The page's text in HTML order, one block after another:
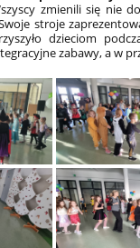
zmienili się nie
stroje
dzieciom
zabawy, a w